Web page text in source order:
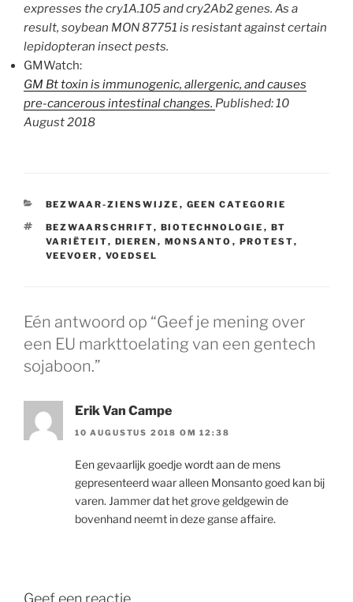
expresses thecry1A.105andcry2Ab2 genes. As a
result, soybean MON 87751 is resistant against certain
lepidopteran insect pests.
GMWatch:
GM Bt toxin is immunogenic, allergenic, and causes
pre-cancerous intestinal changes. Published: 10
August 2018
CATEGORIEËN
BEZWAAR-ZIENSWIJZE , GEEN CATEGORIE
TAGS
BEZWAARSCHRIFT, BIOTECHNOLOGIE , BT
VARIËTEIT, DIEREN , MONSANTO , PROTEST,
VEEVOER , VOEDSEL
Eén antwoord op “Geef je mening over
een EU markttoelating van een gentech
sojaboon.”
Erik Van Campe
10 AUGUSTUS 2018 OM 12:38
Een gevaarlijk goedje wordt aan de mens
gepresenteerd waar alleen Monsanto goed kan bij
varen. Jammer dat het grove geldgewin de
bovenhand neemt in deze ganse affaire.